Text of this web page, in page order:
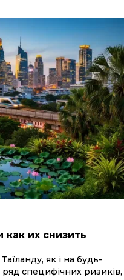
их снизить
як і на будь-
специфічних ризиків,